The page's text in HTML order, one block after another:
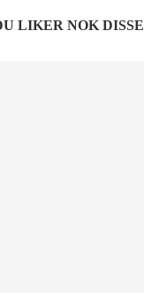
LIKER NOK DISSE